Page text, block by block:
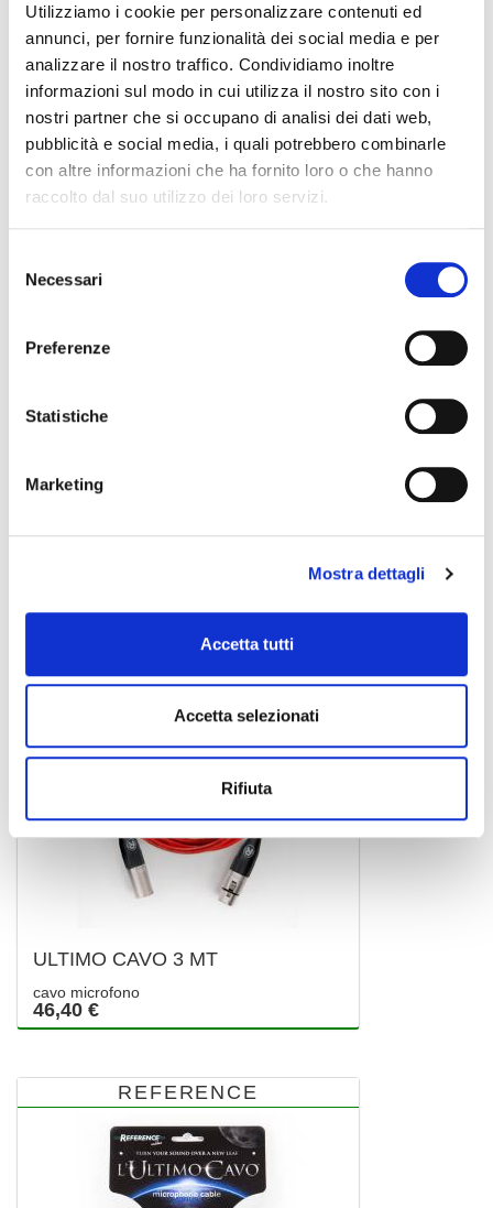
Utilizziamo i cookie per personalizzare contenuti ed
annunci, per fornire funzionalità dei social media e per
analizzare il nostro traffico. Condividiamo inoltre
informazioni sul modo in cui utilizza il nostro sito con i
nostri partner che si occupano di analisi dei dati web,
pubblicità e social media, i quali potrebbero combinarle
con altre informazioni che ha fornito loro o che hanno
raccolto dal suo utilizzo dei loro servizi.
delNecessari
Preferenze
Statistiche
Marketing
Mostra dettagli
Accetta tutti
Accetta selezionati
Rifiuta
REFERENCE
cavo microfono
42,60 €
ULTIMO CAVO 3 MT
cavo microfono
46,40 €
REFERENCE